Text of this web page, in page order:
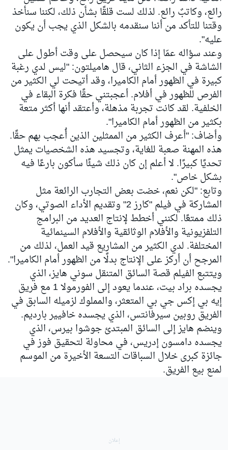
رائع، وكاتبٌ رائع. لذلك لست قلقًا بشأن ذلك، لكننا سنأخذ
وقتنا للتأكد من أننا سنقدمه بالشكل الذي يجب أن يكون
عليه".
وعند سؤاله عمّا إذا كان سيحصل على وقت أطول على
الشاشة في الجزء الثاني، قال هاميلتون: "ليس لدي رغبة
كبيرة في الظهور أمام الكاميرا، وقد أتيحت لي الكثير من
الفرص للظهور في أفلام. أعجبتني حقًا فكرة البقاء في
الخلفية. لقد كانت تجربة مذهلة، وأعتقد أنها أكثر متعة
بكثير من الظهور أمام الكاميرا".
وأضاف: "أعرف الكثير من الممثلين الذين أُعجب بهم حقًا.
هذه المهنة صعبة للغاية، وتجسيد هذه الشخصيات يمثل
تحديًا كبيرًا. لا أعلم إن كان ذلك شيئًا سأكون بارعًا فيه
بشكل خاص".
وتابع: "لكن نعم، خضت بعض التجارب الرائعة مثل
المشاركة في فيلم "كارز 2" وتقديم الأداء الصوتي، وكان
ذلك ممتعًا. لكنني أخطط لإنتاج العديد من البرامج
التلفزيونية والأفلام الوثائقية والأفلام السينمائية
المختلفة. لدي الكثير من المشاريع قيد العمل، لذلك من
المرجح أن أركز على الإنتاج بدلًا من الظهور أمام الكاميرا".
ويتتبع الفيلم قصة السائق المتنقل سوني هايز، الذي
يجسده براد بيت، عندما يعود إلى الفورمولا 1 مع فريق
إيه بي إكس جي بي المتعثر، والمملوك لزميله السابق في
الفريق روبين سيرفانتس، الذي يجسده خافيير بارديم.
وينضم هايز إلى السائق المبتدئ جوشوا بيرس، الذي
يجسده دامسون إدريس، في محاولة لتحقيق فوز في
جائزة كبرى خلال السباقات التسعة الأخيرة من الموسم
لمنع بيع الفريق.